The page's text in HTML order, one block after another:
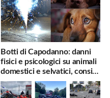
Botti di Capodanno: danni
fisici e psicologici su animali
domestici e selvatici, consigli
utili